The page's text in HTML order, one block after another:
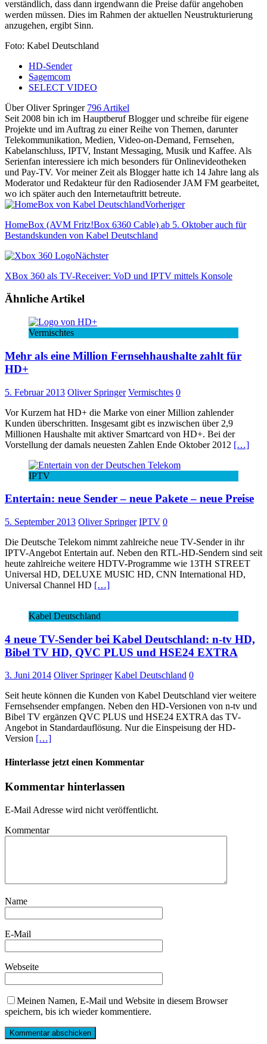
verständlich, dass dann irgendwann die Preise dafür angehoben
werden müssen. Dies im Rahmen der aktuellen Neustrukturierung
anzugehen, ergibt Sinn.
Foto: Kabel Deutschland
HD-Sender
Sagemcom
SELECT VIDEO
Über Oliver Springer 796 Artikel
Seit 2008 bin ich im Hauptberuf Blogger und schreibe für eigene
Projekte und im Auftrag zu einer Reihe von Themen, darunter
Telekommunikation, Medien, Video-on-Demand, Fernsehen,
Kabelanschluss, IPTV, Instant Messaging, Musik und Kaffee. Als
Serienfan interessiere ich mich besonders für Onlinevideotheken
und Pay-TV. Vor meiner Zeit als Blogger hatte ich 14 Jahre lang als
Moderator und Redakteur für den Radiosender JAM FM gearbeitet,
wo ich später auch den Internetauftritt betreute.
Vorheriger
HomeBox (AVM Fritz!Box 6360 Cable) ab 5. Oktober auch für
Bestandskunden von Kabel Deutschland
Nächster
XBox 360 als TV-Receiver: VoD und IPTV mittels Konsole
Ähnliche Artikel
Vermischtes
Mehr als eine Million Fernsehhaushalte zahlt für
HD+
5. Februar 2013 Oliver Springer Vermischtes 0
Vor Kurzem hat HD+ die Marke von einer Million zahlender
Kunden überschritten. Insgesamt gibt es inzwischen über 2,9
Millionen Haushalte mit aktiver Smartcard von HD+. Bei der
Vorstellung der damals neuesten Zahlen Ende Oktober 2012 […]
IPTV
Entertain: neue Sender – neue Pakete – neue Preise
5. September 2013 Oliver Springer IPTV 0
Die Deutsche Telekom nimmt zahlreiche neue TV-Sender in ihr
IPTV-Angebot Entertain auf. Neben den RTL-HD-Sendern sind seit
heute zahlreiche weitere HDTV-Programme wie 13TH STREET
Universal HD, DELUXE MUSIC HD, CNN International HD,
Universal Channel HD […]
Kabel Deutschland
4 neue TV-Sender bei Kabel Deutschland: n-tv HD,
Bibel TV HD, QVC PLUS und HSE24 EXTRA
3. Juni 2014 Oliver Springer Kabel Deutschland 0
Seit heute können die Kunden von Kabel Deutschland vier weitere
Fernsehsender empfangen. Neben den HD-Versionen von n-tv und
Bibel TV ergänzen QVC PLUS und HSE24 EXTRA das TV-
Angebot in Standardauflösung. Nur die Einspeisung der HD-
Version […]
Hinterlasse jetzt einen Kommentar
Kommentar hinterlassen
E-Mail Adresse wird nicht veröffentlicht.
Kommentar
Name
E-Mail
Webseite
Meinen Namen, E-Mail und Website in diesem Browser
speichern, bis ich wieder kommentiere.